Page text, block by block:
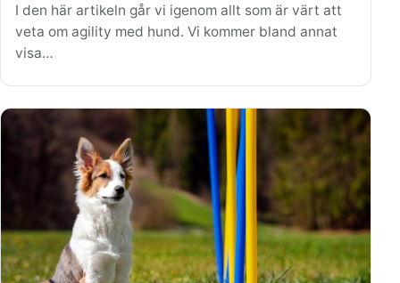
I den här artikeln går vi igenom allt som är värt att
veta om agility med hund. Vi kommer bland annat
visa…